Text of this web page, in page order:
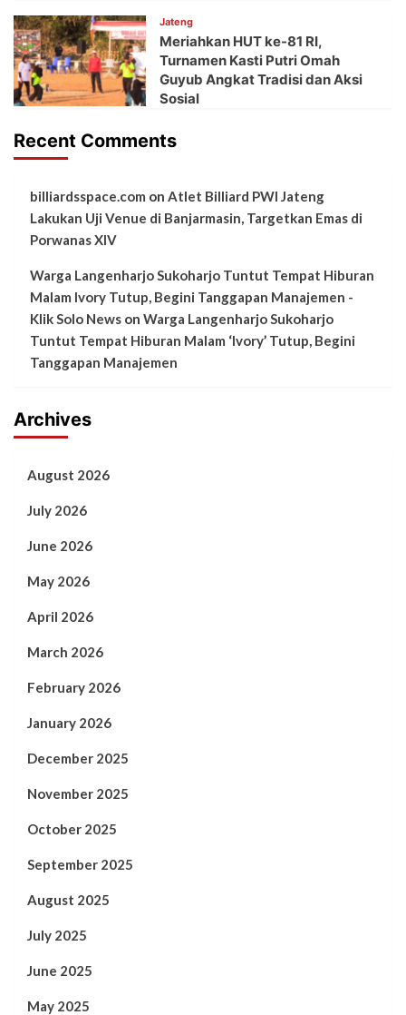
Jateng
Meriahkan HUT ke-81 RI,
Turnamen Kasti Putri Omah
Guyub Angkat Tradisi dan Aksi
Sosial
Recent Comments
billiardsspace.com on Atlet Billiard PWI Jateng
Lakukan Uji Venue di Banjarmasin, Targetkan Emas di
Porwanas XIV
Warga Langenharjo Sukoharjo Tuntut Tempat Hiburan
Malam Ivory Tutup, Begini Tanggapan Manajemen -
Klik Solo News on Warga Langenharjo Sukoharjo
Tuntut Tempat Hiburan Malam ‘Ivory’ Tutup, Begini
Tanggapan Manajemen
Archives
August 2026
July 2026
June 2026
May 2026
April 2026
March 2026
February 2026
January 2026
December 2025
November 2025
October 2025
September 2025
August 2025
July 2025
June 2025
May 2025